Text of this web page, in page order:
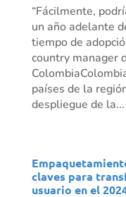
“Fácilmente,
un año adelante
tiempo de
country manager
países de la
despliegue de la...
claves para
usuario en el